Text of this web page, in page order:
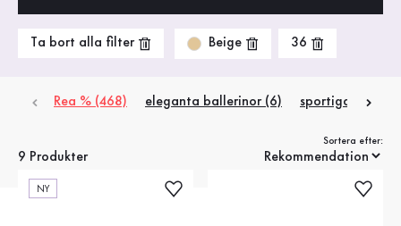
Ta bort alla filter Beige 36
Rea % (468) eleganta ballerinor (6) sportiga
9 Produkter
Sortera efter:
NY